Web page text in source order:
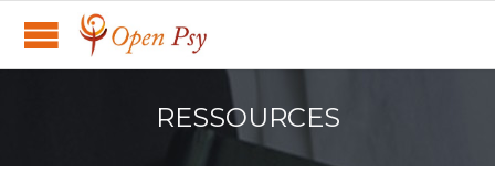
RESSOURCES